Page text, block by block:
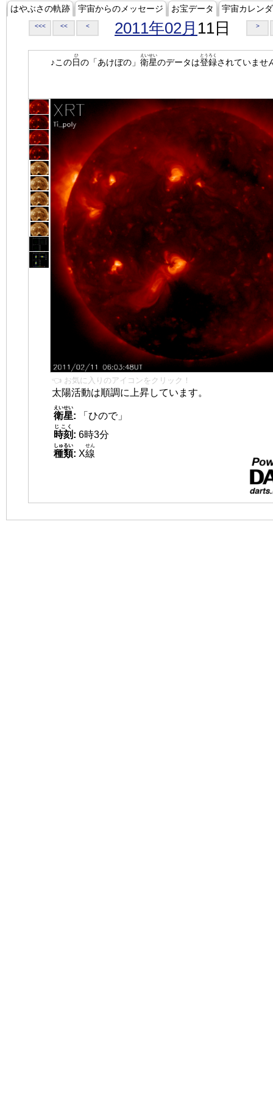
はやぶさの軌跡 宇宙からのメッセージ お宝データ 宇宙カレン
<<< << < 2011年02月 11日 >
♪この日
ひ
の「あけぼの」 衛星
えいせい
のデータは登録
とうろく
されていませ
👈 お気に入りのアイコンをクリック！
太陽活動は順調に上昇しています。
衛星
えいせい
:
「ひので」
時刻
じこく
: 6時3分
種類
しゅるい
: X線
せん